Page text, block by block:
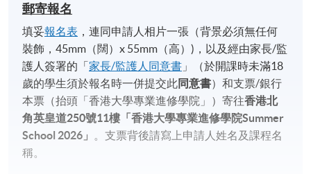
郵寄報名
填妥報名表 ，連同申請人相片一張（背景必須無任何
裝飾，45mm（闊）x 55mm（高）)，以及經由家長/監
護人簽署的「家長/監護人同意書 」（於開課時未滿18
歲的學生須於報名時一併提交此同意書）和支票/銀行
本票（抬頭「香港大學專業進修學院」）寄往香港北
角英皇道250號11樓「香港大學專業進修學院Summer
School 2026 」
。支票背後請寫上申請人姓名及課程名
稱。